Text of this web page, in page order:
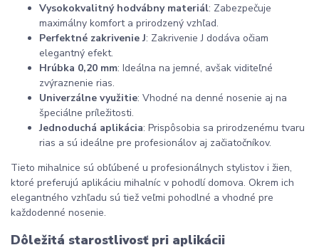
Vysokokvalitný hodvábny materiál: Zabezpečuje
maximálny komfort a prirodzený vzhľad.
Perfektné zakrivenie J: Zakrivenie J dodáva očiam
elegantný efekt.
Hrúbka 0,20 mm: Ideálna na jemné, avšak viditeľné
zvýraznenie rias.
Univerzálne využitie: Vhodné na denné nosenie aj na
špeciálne príležitosti.
Jednoduchá aplikácia: Prispôsobia sa prirodzenému tvaru
rias a sú ideálne pre profesionálov aj začiatočníkov.
Tieto mihalnice sú obľúbené u profesionálnych stylistov i žien,
ktoré preferujú aplikáciu mihalníc v pohodlí domova. Okrem ich
elegantného vzhľadu sú tiež veľmi pohodlné a vhodné pre
každodenné nosenie.
Dôležitá starostlivosť pri aplikácii